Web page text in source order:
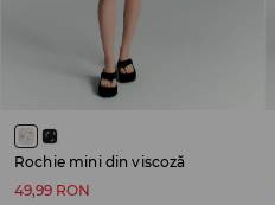
Rochie mini din viscoză
49,99 RON